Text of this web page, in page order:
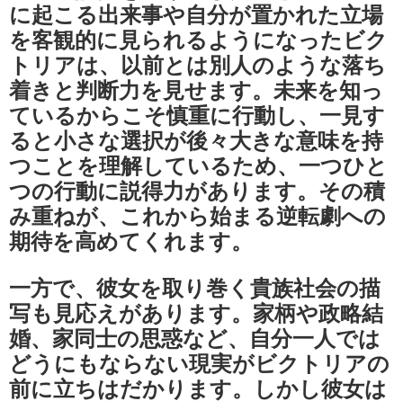
に起こる出来事や自分が置かれた立場
を客観的に見られるようになったビク
トリアは、以前とは別人のような落ち
着きと判断力を見せます。未来を知っ
ているからこそ慎重に行動し、一見す
ると小さな選択が後々大きな意味を持
つことを理解しているため、一つひと
つの行動に説得力があります。その積
み重ねが、これから始まる逆転劇への
期待を高めてくれます。
一方で、彼女を取り巻く貴族社会の描
写も見応えがあります。家柄や政略結
婚、家同士の思惑など、自分一人では
どうにもならない現実がビクトリアの
前に立ちはだかります。しかし彼女は